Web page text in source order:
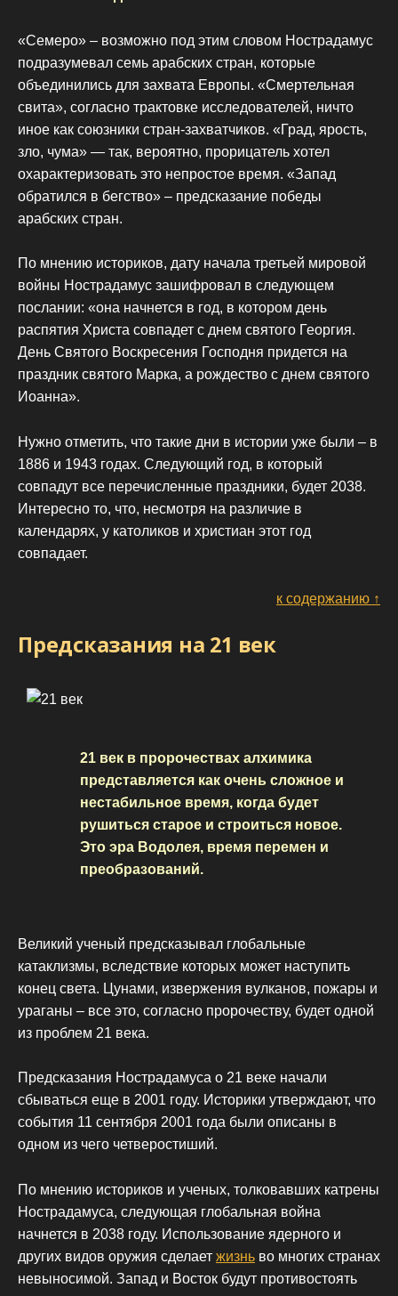
«Семеро» – возможно под этим словом Нострадамус
подразумевал семь арабских стран, которые
объединились для захвата Европы. «Смертельная
свита», согласно трактовке исследователей, ничто
иное как союзники стран-захватчиков. «Град, ярость,
зло, чума» — так, вероятно, прорицатель хотел
охарактеризовать это непростое время. «Запад
обратился в бегство» – предсказание победы
арабских стран.
По мнению историков, дату начала третьей мировой
войны Нострадамус зашифровал в следующем
послании: «она начнется в год, в котором день
распятия Христа совпадет с днем святого Георгия.
День Святого Воскресения Господня придется на
праздник святого Марка, а рождество с днем святого
Иоанна».
Нужно отметить, что такие дни в истории уже были – в
1886 и 1943 годах. Следующий год, в который
совпадут все перечисленные праздники, будет 2038.
Интересно то, что, несмотря на различие в
календарях, у католиков и христиан этот год
совпадает.
к содержанию ↑
Предсказания на 21 век
21 век в пророчествах алхимика
представляется как очень сложное и
нестабильное время, когда будет
рушиться старое и строиться новое.
Это эра Водолея, время перемен и
преобразований.
Великий ученый предсказывал глобальные
катаклизмы, вследствие которых может наступить
конец света. Цунами, извержения вулканов, пожары и
ураганы – все это, согласно пророчеству, будет одной
из проблем 21 века.
Предсказания Нострадамуса о 21 веке начали
сбываться еще в 2001 году. Историки утверждают, что
события 11 сентября 2001 года были описаны в
одном из чего четверостиший.
По мнению историков и ученых, толковавших катрены
Нострадамуса, следующая глобальная война
начнется в 2038 году. Использование ядерного и
других видов оружия сделает жизнь во многих странах
невыносимой. Запад и Восток будут противостоять